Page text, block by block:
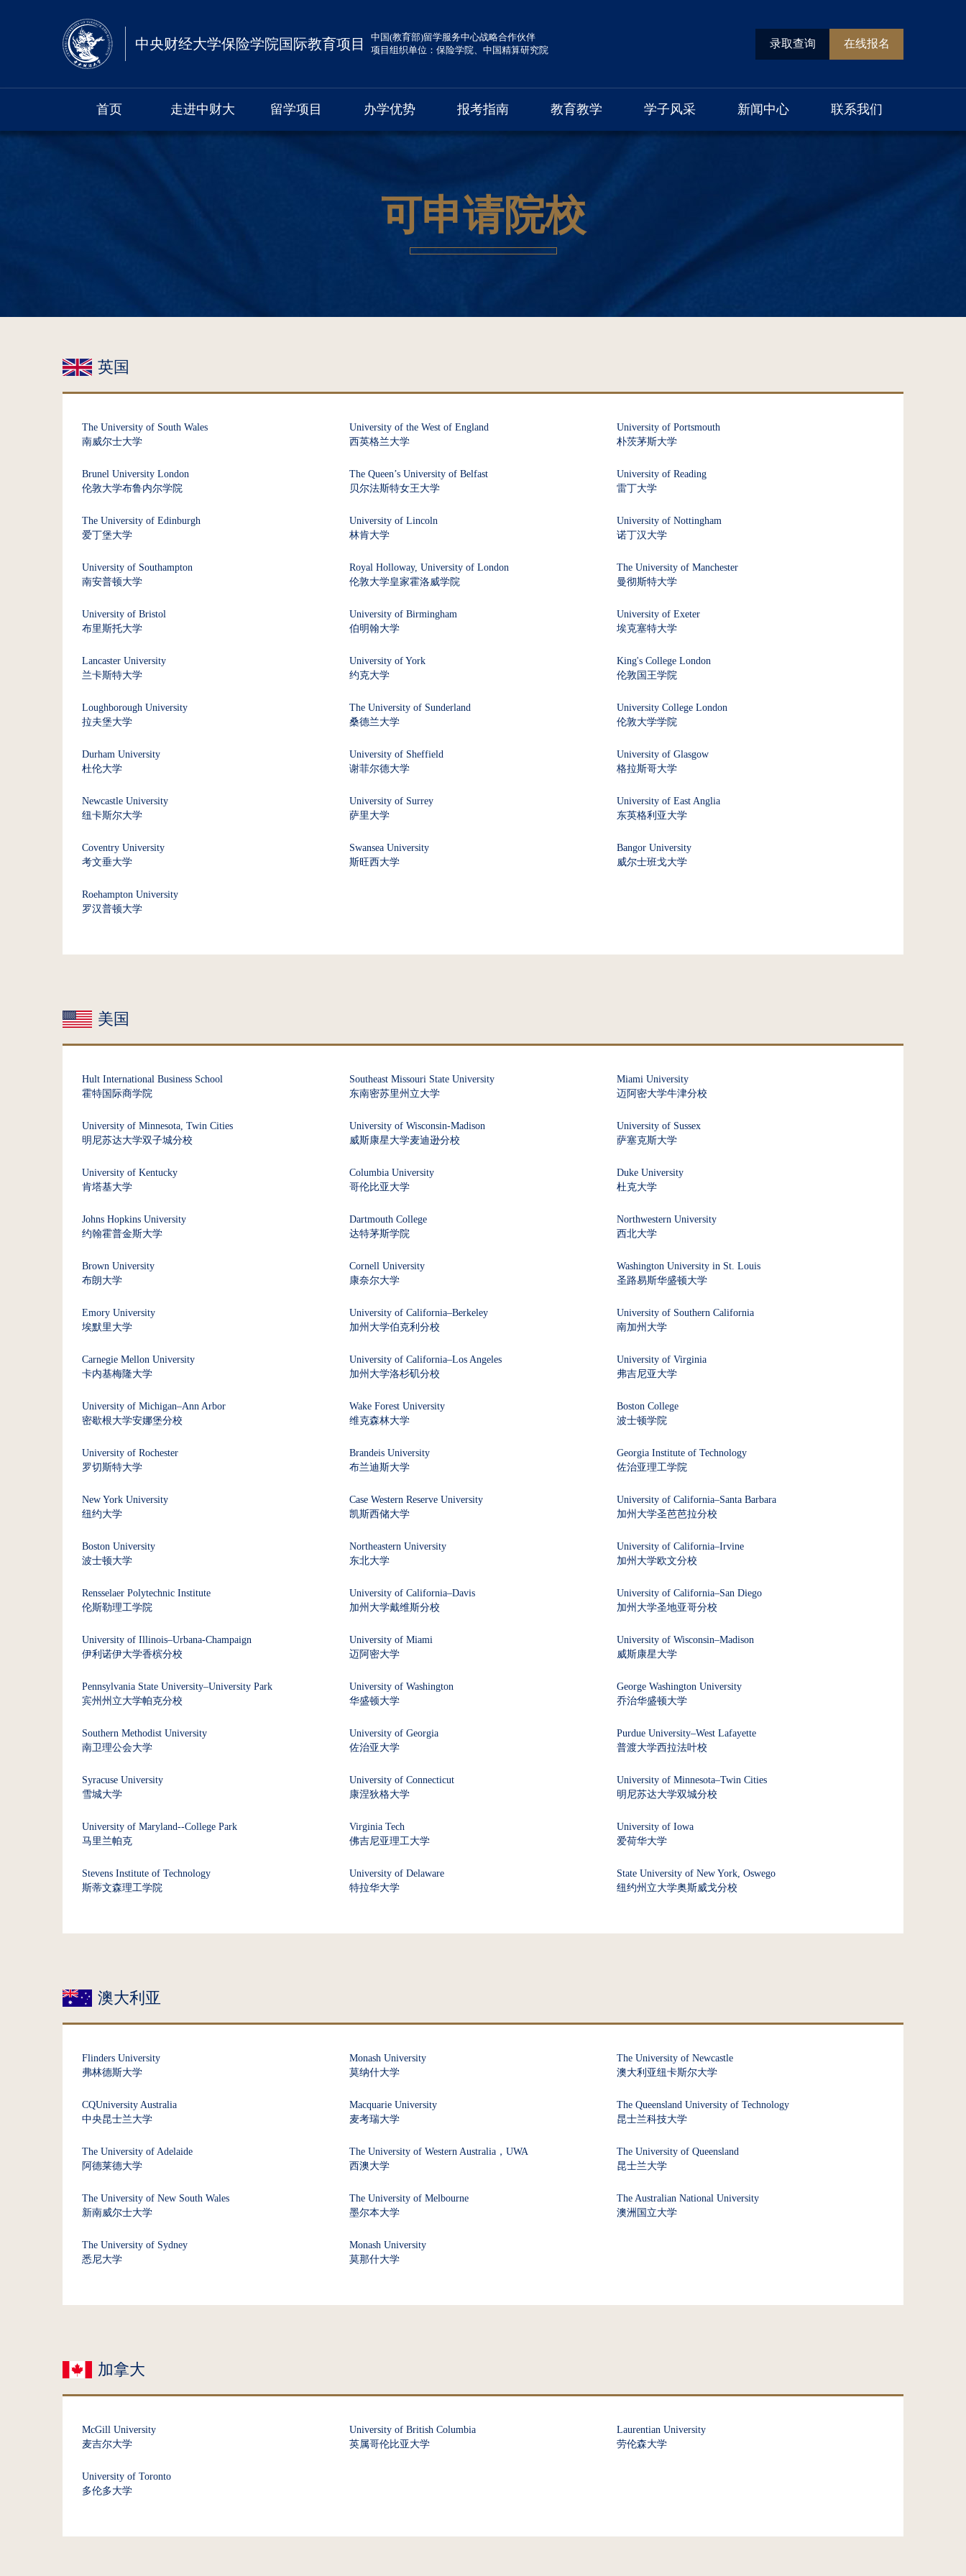
中央财经大学保险学院国际教育项目
中国(教育部)留学服务中心战略合作伙伴
项目组织单位：保险学院、中国精算研究院
录取查询 在线报名
首页 走进中财大 留学项目 办学优势 报考指南 教育教学 学子风采 新闻中心 联系我们
可申请院校
英国
The University of South Wales
南威尔士大学
University of the West of England
西英格兰大学
University of Portsmouth
朴茨茅斯大学
Brunel University London
伦敦大学布鲁内尔学院
The Queen’s University of Belfast‌
贝尔法斯特女王大学
University of Reading
雷丁大学
The University of Edinburgh
爱丁堡大学
University of Lincoln
林肯大学
University of Nottingham
诺丁汉大学
University of Southampton
南安普顿大学
Royal Holloway, University of London
伦敦大学皇家霍洛威学院
The University of Manchester
曼彻斯特大学
University of Bristol
布里斯托大学
University of Birmingham
伯明翰大学
University of Exeter
埃克塞特大学
Lancaster University
兰卡斯特大学
University of York
约克大学
King's College London
伦敦国王学院
Loughborough University
拉夫堡大学
The University of Sunderland
桑德兰大学
University College London
伦敦大学学院
Durham University
杜伦大学
University of Sheffield
谢菲尔德大学
University of Glasgow
格拉斯哥大学
Newcastle University
纽卡斯尔大学
University of Surrey
萨里大学
University of East Anglia
东英格利亚大学
Coventry University
考文垂大学
Swansea University
斯旺西大学
Bangor University
威尔士班戈大学
Roehampton University
罗汉普顿大学
美国
Hult International Business School
霍特国际商学院
Southeast Missouri State University
东南密苏里州立大学
Miami University
迈阿密大学牛津分校
University of Minnesota, Twin Cities
明尼苏达大学双子城分校
University of Wisconsin-Madison
威斯康星大学麦迪逊分校
University of Sussex
萨塞克斯大学
University of Kentucky
肯塔基大学
Columbia University
哥伦比亚大学
Duke University
杜克大学
Johns Hopkins University
约翰霍普金斯大学
Dartmouth College
达特茅斯学院
Northwestern University
西北大学
Brown University
布朗大学
Cornell University
康奈尔大学
Washington University in St. Louis
圣路易斯华盛顿大学
Emory University
埃默里大学
University of California–Berkeley
加州大学伯克利分校
University of Southern California
南加州大学
Carnegie Mellon University
卡内基梅隆大学
University of California–Los Angeles
加州大学洛杉矶分校
University of Virginia
弗吉尼亚大学
University of Michigan–Ann Arbor
密歇根大学安娜堡分校
Wake Forest University
维克森林大学
Boston College
波士顿学院
University of Rochester
罗切斯特大学
Brandeis University
布兰迪斯大学
Georgia Institute of Technology
佐治亚理工学院
New York University
纽约大学
Case Western Reserve University
凯斯西储大学
University of California–Santa Barbara
加州大学圣芭芭拉分校
Boston University
波士顿大学
Northeastern University
东北大学
University of California–Irvine
加州大学欧文分校
Rensselaer Polytechnic Institute
伦斯勒理工学院
University of California–Davis
加州大学戴维斯分校
University of California–San Diego
加州大学圣地亚哥分校
University of Illinois–Urbana-Champaign
伊利诺伊大学香槟分校
University of Miami
迈阿密大学
University of Wisconsin–Madison
威斯康星大学
Pennsylvania State University–University Park
宾州州立大学帕克分校
University of Washington
华盛顿大学
George Washington University
乔治华盛顿大学
Southern Methodist University
南卫理公会大学
University of Georgia
佐治亚大学
Purdue University–West Lafayette
普渡大学西拉法叶校
Syracuse University
雪城大学
University of Connecticut
康涅狄格大学
University of Minnesota–Twin Cities
明尼苏达大学双城分校
University of Maryland--College Park
马里兰帕克
Virginia Tech
佛吉尼亚理工大学
University of Iowa
爱荷华大学
Stevens Institute of Technology
斯蒂文森理工学院
University of Delaware
特拉华大学
State University of New York, Oswego
纽约州立大学奥斯威戈分校
澳大利亚
Flinders University
弗林德斯大学
Monash University
莫纳什大学
The University of Newcastle
澳大利亚纽卡斯尔大学
CQUniversity Australia
中央昆士兰大学
Macquarie University
麦考瑞大学
The Queensland University of Technology
昆士兰科技大学
The University of Adelaide
阿德莱德大学
The University of Western Australia，UWA
西澳大学
The University of Queensland
昆士兰大学
The University of New South Wales
新南威尔士大学
The University of Melbourne
墨尔本大学
The Australian National University
澳洲国立大学
The University of Sydney
悉尼大学
Monash University
莫那什大学
加拿大
McGill University
麦吉尔大学
University of British Columbia
英属哥伦比亚大学
Laurentian University
劳伦森大学
University of Toronto
多伦多大学